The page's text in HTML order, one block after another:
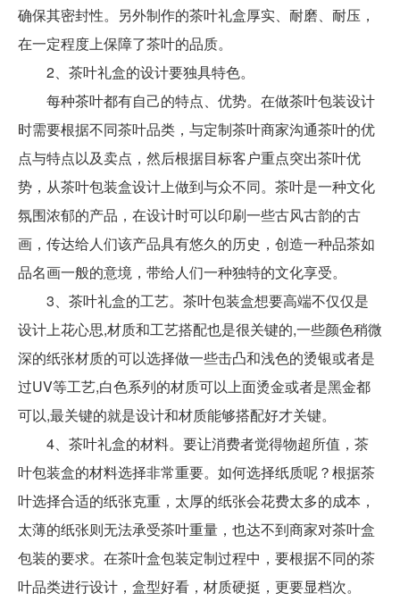
确保其密封性。另外制作的茶叶礼盒厚实、耐磨、耐压，
在一定程度上保障了茶叶的品质。
2、茶叶礼盒的设计要独具特色。
每种茶叶都有自己的特点、优势。在做茶叶包装设计
时需要根据不同茶叶品类，与定制茶叶商家沟通茶叶的优
点与特点以及卖点，然后根据目标客户重点突出茶叶优
势，从茶叶包装盒设计上做到与众不同。茶叶是一种文化
氛围浓郁的产品，在设计时可以印刷一些古风古韵的古
画，传达给人们该产品具有悠久的历史，创造一种品茶如
品名画一般的意境，带给人们一种独特的文化享受。
3、茶叶礼盒的工艺。茶叶包装盒想要高端不仅仅是
设计上花心思,材质和工艺搭配也是很关键的,一些颜色稍微
深的纸张材质的可以选择做一些击凸和浅色的烫银或者是
过UV等工艺,白色系列的材质可以上面烫金或者是黑金都
可以,最关键的就是设计和材质能够搭配好才关键。
4、茶叶礼盒的材料。要让消费者觉得物超所值，茶
叶包装盒的材料选择非常重要。如何选择纸质呢？根据茶
叶选择合适的纸张克重，太厚的纸张会花费太多的成本，
太薄的纸张则无法承受茶叶重量，也达不到商家对茶叶盒
包装的要求。在茶叶盒包装定制过程中，要根据不同的茶
叶品类进行设计，盒型好看，材质硬挺，更要显档次。